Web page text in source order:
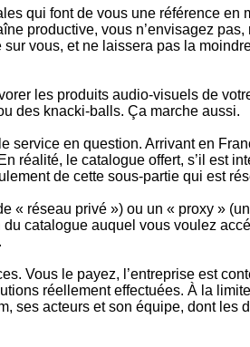
qui font de vous une référence en
productive, vous n’envisagez
vous, et ne laissera pas la
les produits audio-visuels de
des knacki-balls. Ça marche aussi.
en question. Arrivant en
réalité, le catalogue offert, s’il est
de cette sous-partie qui est
réseau privé ») ou un « proxy »
catalogue auquel vous voulez
.
Vous le payez, l’entreprise est
réellement effectuées. À la
ses acteurs et son équipe, dont les